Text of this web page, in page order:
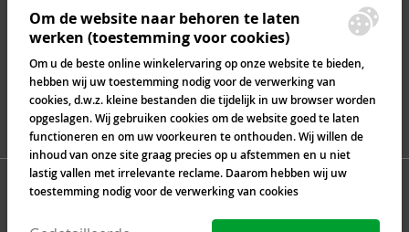
Om de website naar behoren te laten
werken (toestemming voor cookies)
Om u de beste online winkelervaring op onze website te bieden,
hebben wij uw toestemming nodig voor de verwerking van
cookies, d.w.z. kleine bestanden die tijdelijk in uw browser worden
opgeslagen. Wij gebruiken cookies om de website goed te laten
functioneren en om uw voorkeuren te onthouden. Wij willen de
inhoud van onze site graag precies op u afstemmen en u niet
lastig vallen met irrelevante reclame. Daarom hebben wij uw
toestemming nodig voor de verwerking van cookies